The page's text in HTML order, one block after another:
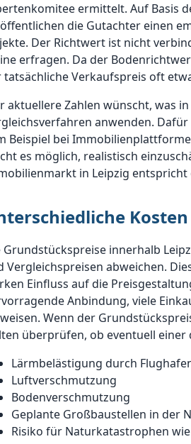
ermittelt. Auf Basis
die Gutachter einen
Der Richtwert ist nicht
erfragen. Da der
tatsächliche Verkaufspreis oft
aktuellere Zahlen wünscht, was
anwenden.
Beispiel bei
es möglich, realistisch
in Leipzig entspricht
Grundstückspreise innerhalb
Vergleichspreisen abweichen.
Einfluss auf die
Anbindung, viele
Wenn der
überprüfen, ob eventuell
Lärmbelästigung durch
Luftverschmutzung
Bodenverschmutzung
Geplante Großbaustellen in der
Risiko für Naturkatastrophen